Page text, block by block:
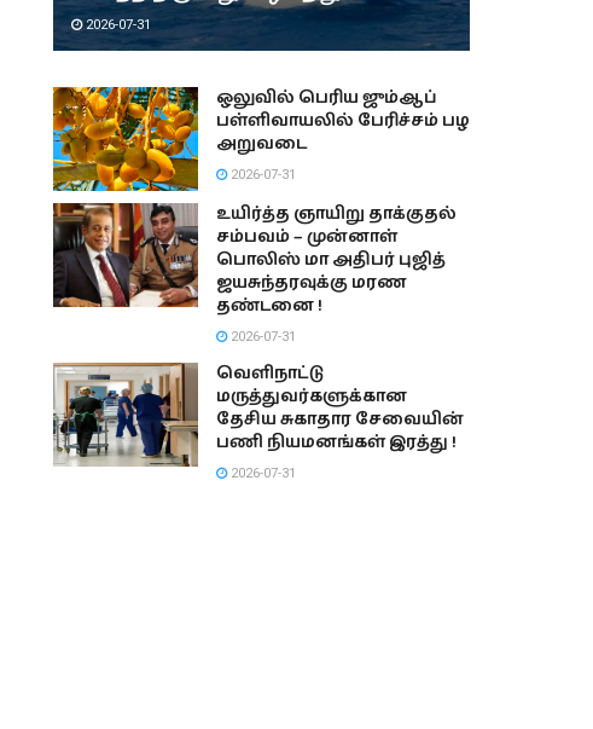
2026-07-31
ஒலுவில் பெரிய ஜும்ஆப்
பள்ளிவாயலில் பேரிச்சம் பழ
அறுவடை
2026-07-31
உயிர்த்த ஞாயிறு தாக்குதல்
சம்பவம் – முன்னாள்
பொலிஸ் மா அதிபர் புஜித்
ஜயசுந்தரவுக்கு மரண
தண்டனை !
2026-07-31
வெளிநாட்டு
மருத்துவர்களுக்கான
தேசிய சுகாதார சேவையின்
பணி நியமனங்கள் இரத்து !
2026-07-31